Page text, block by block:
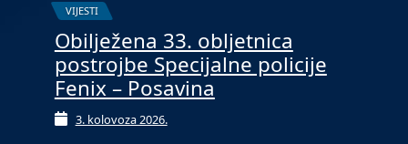
VIJESTI
Obilježena 33. obljetnica
postrojbe Specijalne policije
Fenix – Posavina
3. kolovoza 2026.